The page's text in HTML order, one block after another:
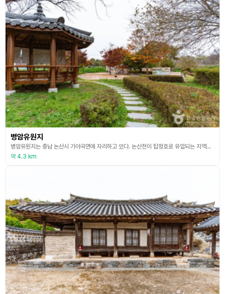
병암유원지
병암유원지는 충남 논산시 가야곡면에 자리하고 있다. 논산천이 탑정호로 유입되는 지역을 병암유원지라고 지칭한다. 유원지에는 가볍게 걷기 좋은 산책로가 조성되어 있으며 유원지에 탁자도 놓여있어 나들이 장소로도 안성맞춤이다. 유원지는 양촌 IC에서 가까운 거리에 있다. 주변에는 탑정호 출렁다리, 탑정저수지, 탑정호수변생태공원이 있다.
약 4.3 km